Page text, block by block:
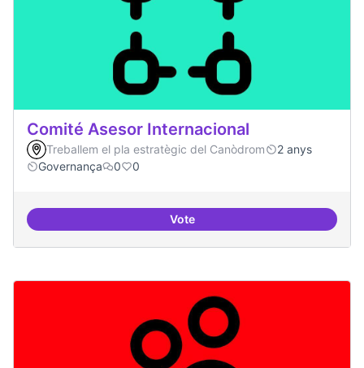
Comité Asesor Internacional
Treballem el pla estratègic del Canòdrom
2 anys
Governança
0 0
VoteComité Asesor Internacional